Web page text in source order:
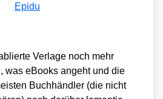
Epidu
Ver­la­ge noch mehr
was eBooks angeht und die
Buch­händ­ler (die nicht